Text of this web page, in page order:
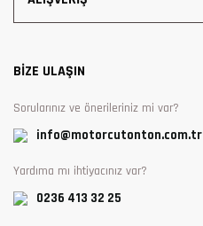
BİZE ULAŞIN
Sorularınız ve önerileriniz mi var?
info@motorcutonton.com.tr
Yardıma mı ihtiyacınız var?
0236 413 32 25